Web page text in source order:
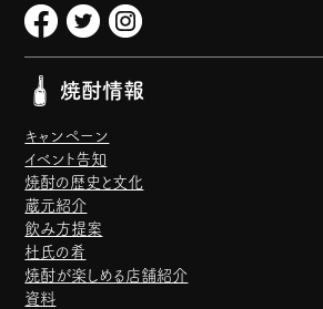
焼酎情報
キャンペーン
イベント告知
焼酎の歴史と文化
蔵元紹介
飲み方提案
杜氏の肴
焼酎が楽しめる店舗紹介
資料